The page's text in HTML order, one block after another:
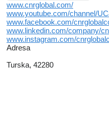
www.cnrglobal.com/
www.youtube.com/channel/
www.facebook.com/
www.linkedin.com/company/
www.instagram.com/
Adresa
Turska, 42280